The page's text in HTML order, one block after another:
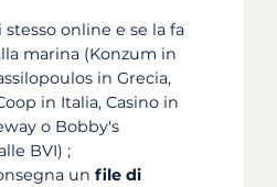
stesso online e se la fa
marina (Konzum in
in Grecia,
in Italia, Casino in
o Bobby's
BVI) ;
un file di